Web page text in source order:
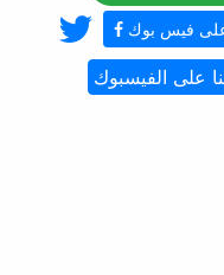
فيس بوك
على الفيسبوك